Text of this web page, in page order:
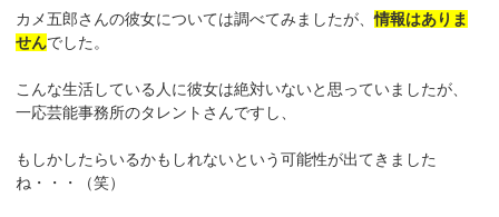
カメ五郎さんの彼女については調べてみましたが、情報はありま
せんでした。
こんな生活している人に彼女は絶対いないと思っていましたが、
一応芸能事務所のタレントさんですし、
もしかしたらいるかもしれないという可能性が出てきました
ね・・・（笑）